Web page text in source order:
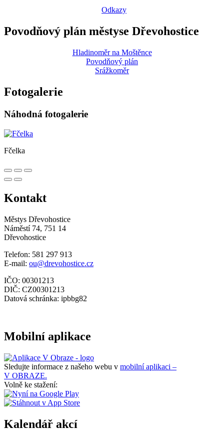
Odkazy
Povodňový plán městyse Dřevohostice
Hladinoměr na Moštěnce
Povodňový plán
Srážkoměr
Fotogalerie
Náhodná fotogalerie
Fčelka
Kontakt
Městys Dřevohostice
Náměstí 74, 751 14
Dřevohostice
Telefon: 581 297 913
E-mail: ou@drevohostice.cz
IČO: 00301213
DIČ: CZ00301213
Datová schránka: ipbbg82
Mobilní aplikace
Sledujte informace z našeho webu v mobilní aplikaci –
V OBRAZE.
Volně ke stažení:
Kalendář akcí